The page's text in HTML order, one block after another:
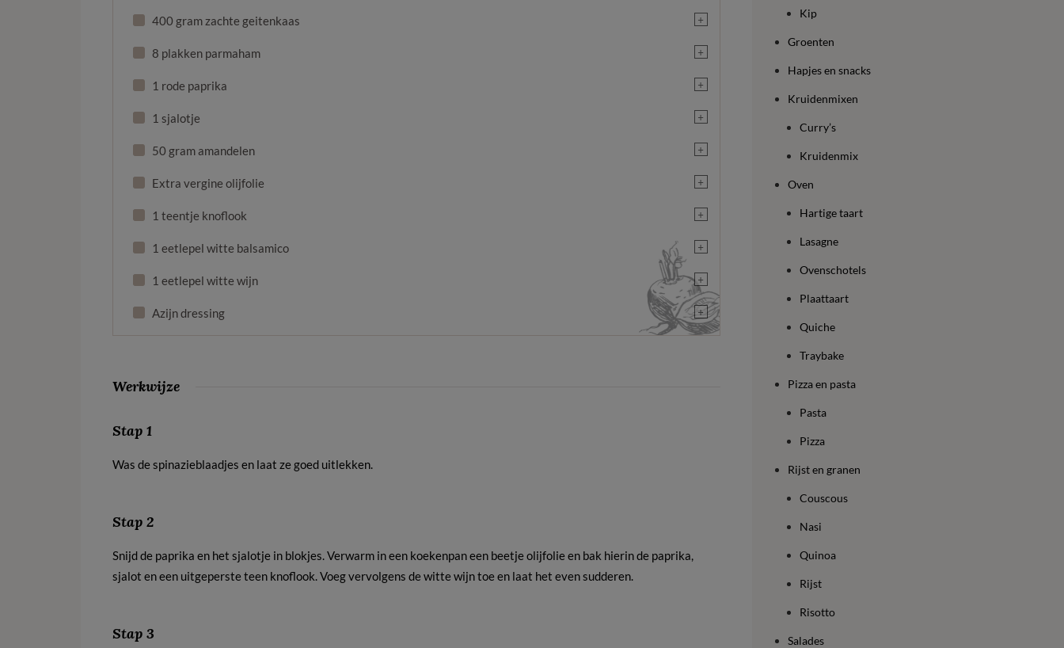
+
400 gram zachte geitenkaas
+
8 plakken parmaham
+
1 rode paprika
+
1 sjalotje
+
50 gram amandelen
+
Extra vergine olijfolie
+
1 teentje knoflook
+
1 eetlepel witte balsamico
+
1 eetlepel witte wijn
+
Azijn dressing
Werkwijze
Stap 1
Was de spinazieblaadjes en laat ze goed uitlekken.
Stap 2
Snijd de paprika en het sjalotje in blokjes. Verwarm in een koekenpan een beetje olijfolie en bak hierin de paprika,
sjalot en een uitgeperste teen knoflook. Voeg vervolgens de witte wijn toe en laat het even sudderen.
Stap 3
Kip
Groenten
Hapjes en snacks
Kruidenmixen
Curry’s
Kruidenmix
Oven
Hartige taart
Lasagne
Ovenschotels
Plaattaart
Quiche
Traybake
Pizza en pasta
Pasta
Pizza
Rijst en granen
Couscous
Nasi
Quinoa
Rijst
Risotto
Salades